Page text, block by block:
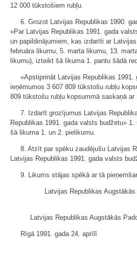
12 000 tūkstošiem rubļu.
6. Grozot Latvijas Republikas 1990.
«Par Latvijas Republikas 1991. gada
un papildinājumiem, kas izdarīti ar
februāra likumu, 5. marta likumu, 13.
likumu), izteikt šā likuma 1. pantu šādā
«Apstiprināt Latvijas Republikas 1991.
ieņēmumos 3 607 809 tūkstošu rubļu
809 tūkstošu rubļu kopsummā saskaņā
7. Izdarīt grozījumus Latvijas
Republikas 1991. gada valsts budžetu»
šā likuma 1. un 2. pielikumu.
8. Atzīt par spēku zaudējušu Latvijas
Latvijas Republikas 1991. gada valsts
9. Likums stājas spēkā ar tā
Latvijas Republikas
Latvijas Republikas Augstākās
Rīgā 1991. gada 24. aprīlī